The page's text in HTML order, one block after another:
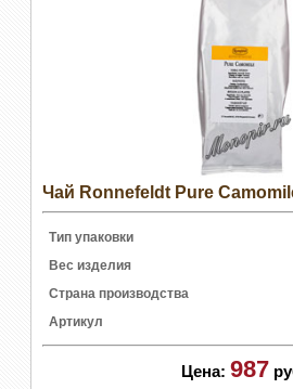
Чай Ronnefeldt Pure
Тип упаковки
Вес изделия
Страна производства
Артикул
Цена: 987